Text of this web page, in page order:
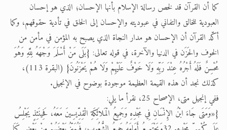
كما أن القرآن قد لخص رسالة الإسلام بأنها الإحسان؛ الذي هو إحسان
العبودية للخالق والتفاني في عبوديته والإحسان إلى الخلق في تأدية حقوقهم، وكما
أكّد القرآن أن الإحسان هو مدار النجاة الذي يصبح به المؤمن في مأمن من
الخوف والحَزَن في الدنيا والآخرة، في قوله تعالى: {بَلَى مَنْ أَسْلَمَ وَجْهَهُ لِلَّهِ وَهُوَ
مُحْسِنٌ فَلَهُ أَجْرُهُ عِنْدَ رَبِّهِ وَلَا خَوْفٌ عَلَيْهِمْ وَلَا هُمْ يَحْزَنُونَ} (البقرة 113)،
كذلك نجد أن هذه القيمة العظيمة موجودة بوضوح في الإنجيل.
ففي إنجيل متى، الإصحاح 25، نقرأ ما يلي:
{«وَمَتَى جَاءَ ابْنُ الإِنْسَانِ فِي مَجْدِهِ وَجَمِيعُ الْمَلاَئِكَةِ الْقِدِّيسِينَ مَعَهُ، فَحِينَئِذٍ يَجْلِسُ